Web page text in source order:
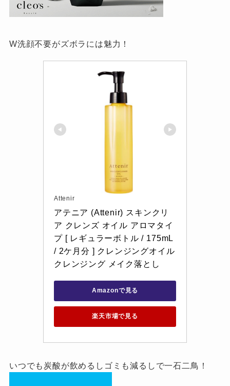
W洗顔不要がズボラには魅力！
Attenir
アテニア (Attenir) スキンクリ
ア クレンズ オイル アロマタイ
プ [ レギュラーボトル / 175mL
/ 2ケ月分 ] クレンジングオイル
クレンジング メイク落とし
Amazonで見る
楽天市場で見る
いつでも炭酸が飲めるしゴミも減るしで一石二鳥！